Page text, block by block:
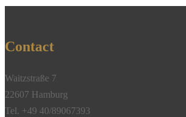
Contact
Waitzstraße 7
22607 Hamburg
Tel. +49 40/89067393